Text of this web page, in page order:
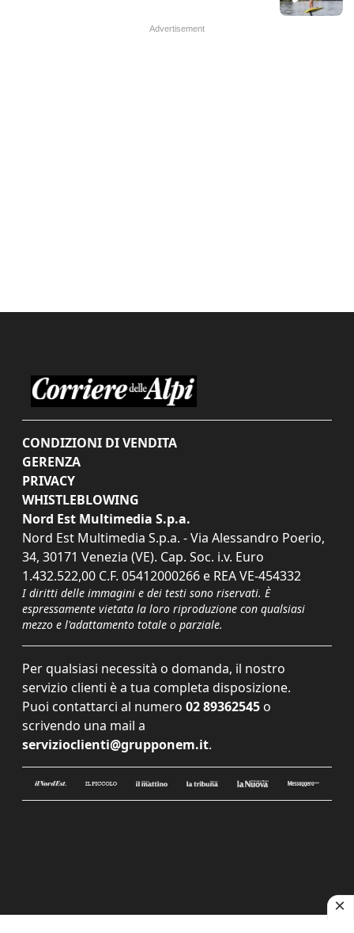
CONDIZIONI DI VENDITA
GERENZA
PRIVACY
WHISTLEBLOWING
Nord Est Multimedia S.p.a.
Nord Est Multimedia S.p.a. - Via Alessandro Poerio,
34, 30171 Venezia (VE). Cap. Soc. i.v. Euro
1.432.522,00 C.F. 05412000266 e REA VE-454332
I diritti delle immagini e dei testi sono riservati. È
espressamente vietata la loro riproduzione con qualsiasi
mezzo e l'adattamento totale o parziale.
Per qualsiasi necessità o domanda, il nostro
servizio clienti è a tua completa disposizione.
Puoi contattarci al numero 02 89362545 o
scrivendo una mail a
servizioclienti@grupponem.it.